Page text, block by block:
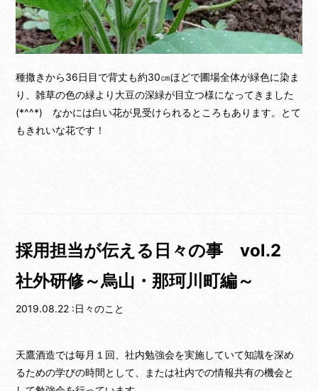
種撒きから36日目で背丈も約30㎝ほどで圃場全体が緑色に染ま
り、雑草の色の緑より大豆の深緑が目立つ様になってきました
(*^^*) なかには白い花が見受けられるところもあります。とて
もきれいな花です！
採用担当が伝える日々の事 vol.2
社外研修～烏山・那珂川町編～
2019.08.22 :日々のこと
天鷹酒造では毎月１回、社内勉強会を実施していて知識を深め
るための学びの時間として、または社内での情報共有の機会と